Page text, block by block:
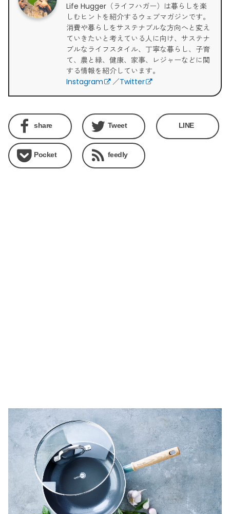
Life Hugger（ライフハガー）は暮らしを楽
しむヒントを紹介するウェブマガジンです。
消費や暮らしをサステナブルな方向へと変え
ていきたいと考えている人に向け、サステナ
ブルなライフスタイル、丁寧な暮らし、子育
て、農と緑、健康、家事、レジャーなどに関
する情報を紹介しています。
Instagram
／Twitter
share Tweet LINE
Pocket feedly